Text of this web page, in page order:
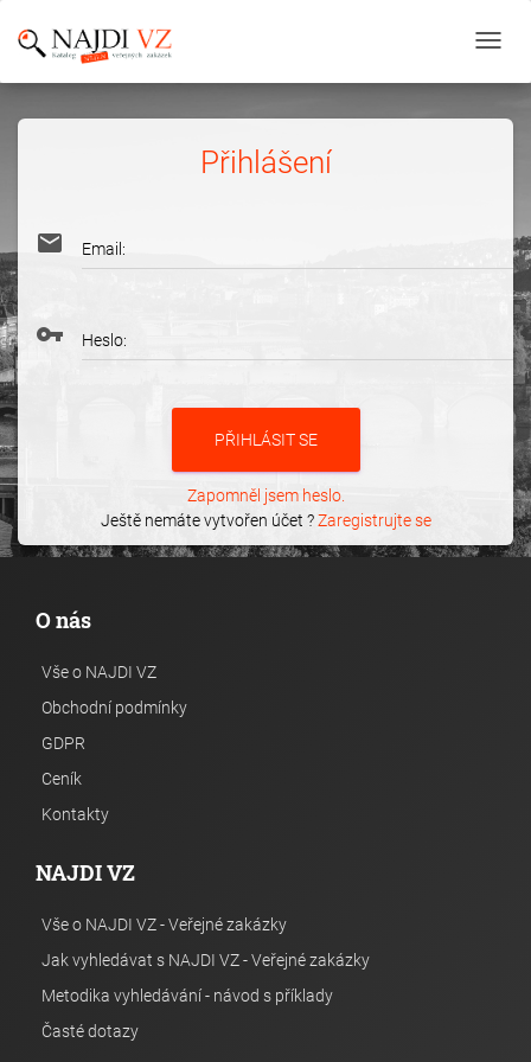
Přihlášení
email Email:
vpn_key Heslo:
Zapomněl jsem heslo.
Ještě nemáte vytvořen účet ?Zaregistrujte se
O nás
Vše o NAJDI VZ
Obchodní podmínky
GDPR
Ceník
Kontakty
NAJDI VZ
Vše o NAJDI VZ - Veřejné zakázky
Jak vyhledávat s NAJDI VZ - Veřejné zakázky
Metodika vyhledávání - návod s příklady
Časté dotazy